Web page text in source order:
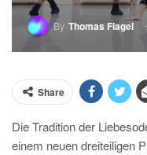
By Thomas Flagel
Share
Die Tradition der
einem neuen dreiteiligen